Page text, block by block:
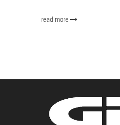
read more